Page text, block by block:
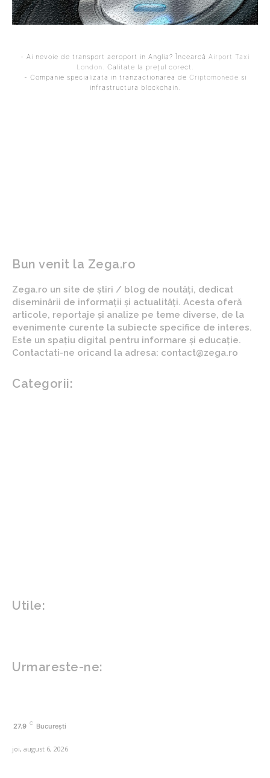
- Ai nevoie de transport aeroport in Anglia? Încearcă Airport Taxi
London . Calitate la prețul corect.
- Companie specializata in tranzactionarea de Criptomonede si
infrastructura blockchain.
Bun venit la Zega.ro
Zega.ro un site de știri / blog de noutăți, dedicat
diseminării de informații și actualități. Acesta oferă
articole, reportaje și analize pe teme diverse, de la
evenimente curente la subiecte specifice de interes.
Este un spațiu digital pentru informare și educație.
Contactati-ne oricand la adresa: contact@zega.ro
Categorii:
Utile:
Urmareste-ne:
27.9 C București
joi, august 6, 2026